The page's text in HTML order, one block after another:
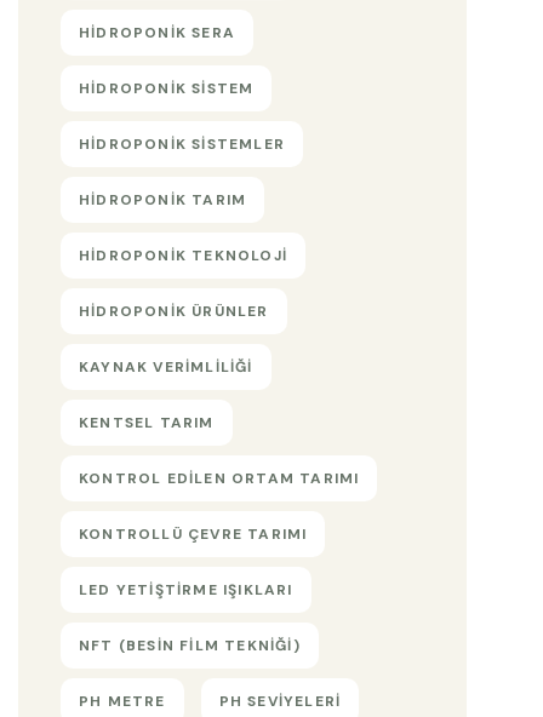
HIDROPONIK SERA
HIDROPONIK SISTEM
HIDROPONIK SISTEMLER
HIDROPONIK TARIM
HIDROPONIK TEKNOLOJI
HIDROPONIK ÜRÜNLER
KAYNAK VERIMLILIĞI
KENTSEL TARIM
KONTROL EDILEN ORTAM TARIMI
KONTROLLÜ ÇEVRE TARIMI
LED YETIŞTIRME IŞIKLARI
NFT (BESIN FILM TEKNIĞI)
PH METRE PH SEVIYELERI